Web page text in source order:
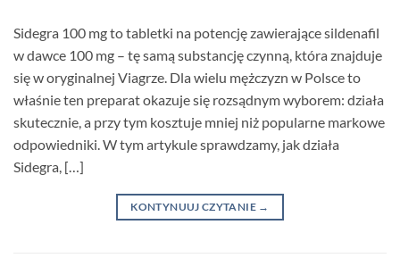
Sidegra 100 mg to tabletki na potencję zawierające sildenafil
w dawce 100 mg – tę samą substancję czynną, która znajduje
się w oryginalnej Viagrze. Dla wielu mężczyzn w Polsce to
właśnie ten preparat okazuje się rozsądnym wyborem: działa
skutecznie, a przy tym kosztuje mniej niż popularne markowe
odpowiedniki. W tym artykule sprawdzamy, jak działa
Sidegra, […]
KONTYNUUJ CZYTANIE →